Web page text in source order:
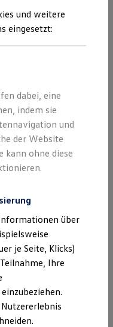
Volkswagen
kaufen
und weitere
eingesetzt:
dabei, eine
indem sie
und
der Website
kann ohne diese
über
je Seite, Klicks)
Ihre